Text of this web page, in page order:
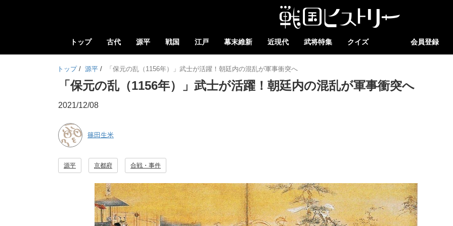
トップ 古代 源平 戦国 江戸 幕末維新 近現代 武将特集 クイズ 会員登録
トップ / 源平 / 「保元の乱（1156年）」武士が活躍！朝廷内の混乱が軍事衝突へ
「保元の乱（1156年）」武士が活躍！朝廷内の混乱が軍事衝突へ
2021/12/08
篠田生米
源平 京都府 合戦・事件